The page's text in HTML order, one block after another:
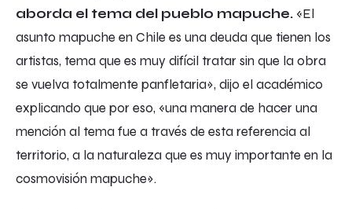
aborda el tema del pueblo mapuche. «El
asunto mapuche en Chile es una deuda que tienen los
artistas, tema que es muy difícil tratar sin que la obra
se vuelva totalmente panfletaria», dijo el académico
explicando que por eso, «una manera de hacer una
mención al tema fue a través de esta referencia al
territorio, a la naturaleza que es muy importante en la
cosmovisión mapuche».